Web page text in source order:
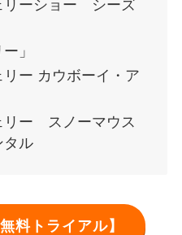
リーショー シーズ
」
ー カウボーイ・ア
リー スノーマウス
タル
料トライアル】